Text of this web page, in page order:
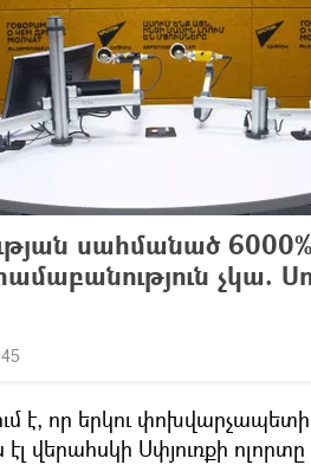
սահմանած
չկա.
է, որ երկու
վերահսկի Սփյուռքի ոլորտը